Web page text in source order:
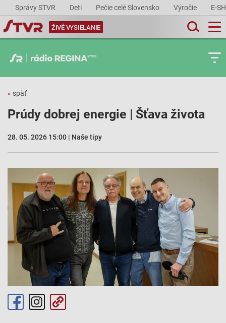
Správy STVR Deti Pečie celé Slovensko Výročie E-
ŽIVÉ VYSIELANIE
« späť
Prúdy dobrej energie | Šťava života
28. 05. 2026 15:00 | Naše tipy